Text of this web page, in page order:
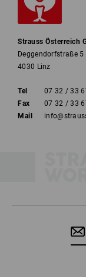
Strauss Österreich
Deggendorfstraße 5
4030 Linz
Tel
07 32 / 33
Fax
07 32 / 33
Mail